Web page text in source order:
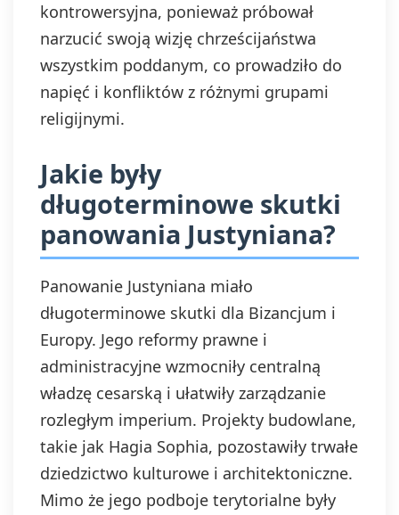
kontrowersyjna, ponieważ próbował
narzucić swoją wizję chrześcijaństwa
wszystkim poddanym, co prowadziło do
napięć i konfliktów z różnymi grupami
religijnymi.
Jakie były
długoterminowe skutki
panowania Justyniana?
Panowanie Justyniana miało
długoterminowe skutki dla Bizancjum i
Europy. Jego reformy prawne i
administracyjne wzmocniły centralną
władzę cesarską i ułatwiły zarządzanie
rozległym imperium. Projekty budowlane,
takie jak Hagia Sophia, pozostawiły trwałe
dziedzictwo kulturowe i architektoniczne.
Mimo że jego podboje terytorialne były